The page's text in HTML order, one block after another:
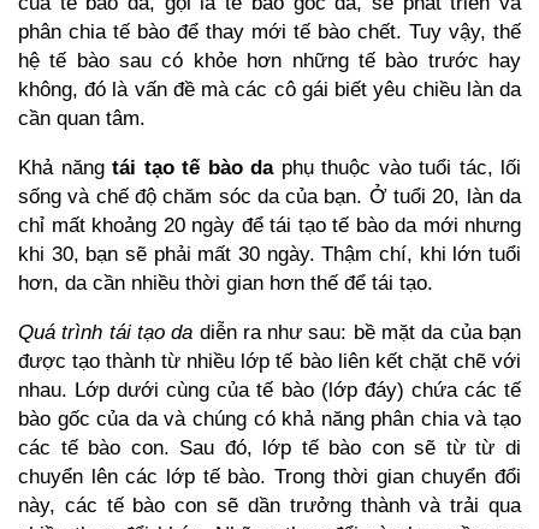
phân chia tế bào để thay mới tế bào chết. Tuy vậy, thế
hệ tế bào sau có khỏe hơn những tế bào trước hay
không, đó là vấn đề mà các cô gái biết yêu chiều làn da
cần quan tâm.
Khả năng tái tạo tế bào daphụ thuộc vào tuổi tác, lối
sống và chế độ chăm sóc da của bạn. Ở tuổi 20, làn da
chỉ mất khoảng 20 ngày để tái tạo tế bào da mới nhưng
khi 30, bạn sẽ phải mất 30 ngày. Thậm chí, khi lớn tuổi
hơn, da cần nhiều thời gian hơn thế để tái tạo.
Quá trình tái tạo da diễn ra như sau: bề mặt da của bạn
được tạo thành từ nhiều lớp tế bào liên kết chặt chẽ với
nhau. Lớp dưới cùng của tế bào (lớp đáy) chứa các tế
bào gốc của da và chúng có khả năng phân chia và tạo
các tế bào con. Sau đó, lớp tế bào con sẽ từ từ di
chuyển lên các lớp tế bào. Trong thời gian chuyển đổi
này, các tế bào con sẽ dần trưởng thành và trải qua